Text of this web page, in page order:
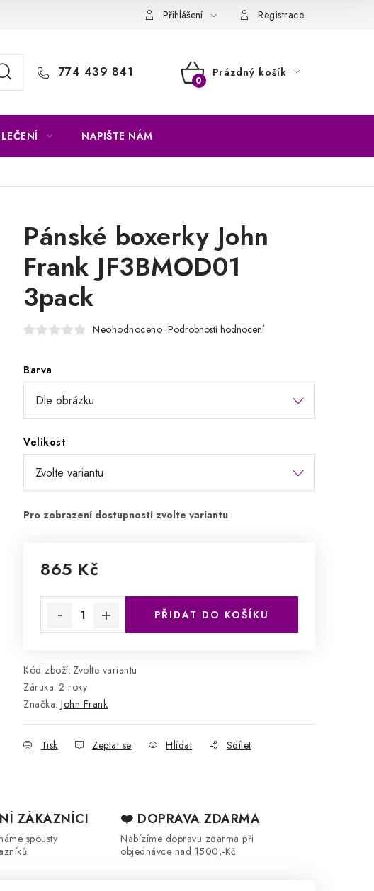
Přihlášení Registrace
774 439 841
NÁKUPNÍ
Prázdný košík
NAPIŠTE NÁM
Pánské boxerky John
Frank JF3BMOD01
3pack
Neohodnoceno Podrobnosti hodnocení
Barva
Velikost
865 Kč
PŘIDAT DO KOŠÍKU
Kód zboží: Zvolte variantu
Záruka: 2 roky
Značka: John Frank
Tisk Zeptat se Hlídat Sdílet
ZÁKAZNÍCI
spousty
❤️ DOPRAVA ZDARMA
Nabízíme dopravu zdarma při
objednávce nad 1500,-Kč